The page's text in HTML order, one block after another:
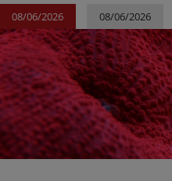
08/06/2026
08/06/2026